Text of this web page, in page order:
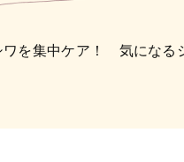
を集中ケア！ 気になる